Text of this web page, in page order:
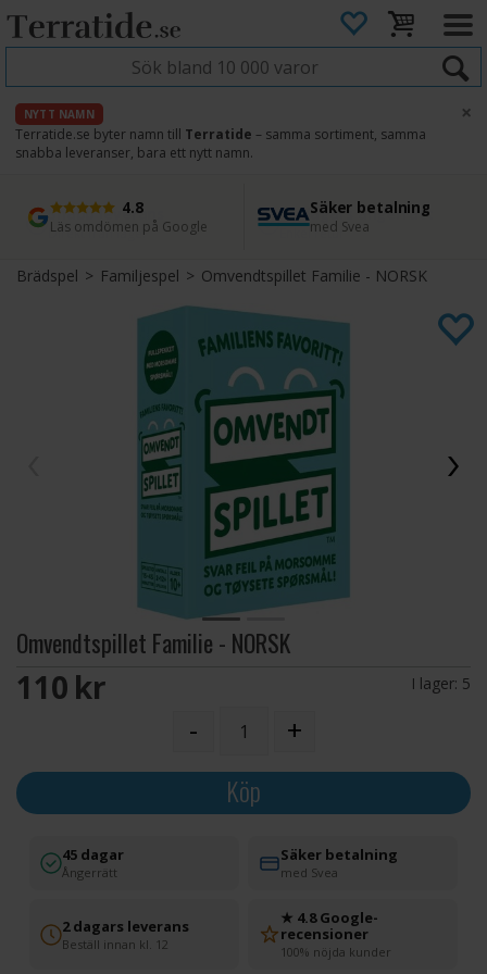
NYTT NAMN
Terratide.se byter namn till Terratide – samma sortiment, samma
snabba leveranser, bara ett nytt namn.
×
4.8
Läs omdömen på Google
Säker betalning
med Svea
Snabb leverans
Direkt från lager
45 dagars ångerrätt
Enkel retur
Brädspel> Familjespel>Omvendtspillet Familie - NORSK
Omvendtspillet Familie - NORSK
110 SEK I lager: 5
- +
Köp
45 dagar
Ångerrätt
Säker betalning
med Svea
2 dagars leverans
Beställ innan kl. 12
★ 4.8 Google-
recensioner
100% nöjda kunder